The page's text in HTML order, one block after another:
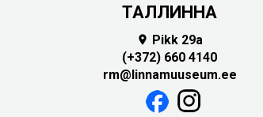
ТАЛЛИННА
 Pikk 29a
(+372) 660 4140
rm@linnamuuseum.ee